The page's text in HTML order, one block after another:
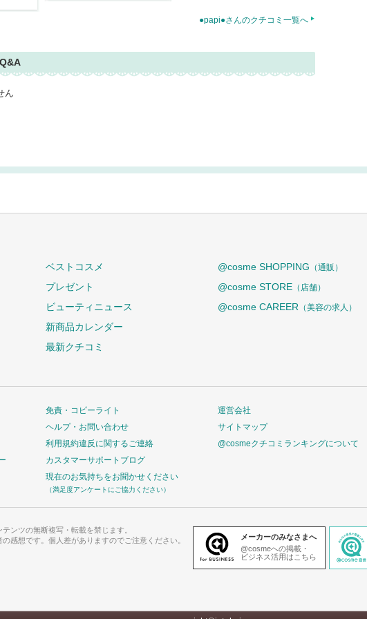
●papi●さんのクチコミ一覧へ
ん
ベストコスメ
プレゼント
ビューティニュース
新商品カレンダー
最新クチコミ
@cosme SHOPPING （通販）
@cosme STORE （店舗）
@cosme CAREER （美容の求人）
免責・コピーライト
ヘルプ・お問い合わせ
利用規約違反に関するご連絡
カスタマーサポートブログ
現在のお気持ちをお聞かせください
（満足度アンケートにご協力ください）
運営会社
サイトマップ
@cosmeクチコミランキングについて
ンツの無断複写・転載を禁じます。
感想です。個人差がありますのでご注意ください。
メーカーのみなさまへ
@cosmeへの掲載・
ビジネス活用はこちら